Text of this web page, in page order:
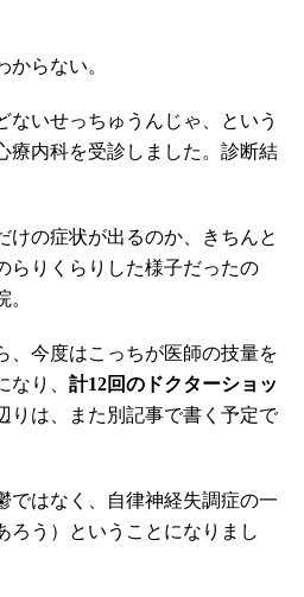
らない。
いせっちゅうんじゃ、という
療内科を受診しました。診断結
の症状が出るのか、きちんと
らりくらりした様子だったの
今度はこっちが医師の技量を
なり、 計12回のドクターショッ
りは、また別記事で書く予定で
はなく、自律神経失調症の一
ろう）ということになりまし